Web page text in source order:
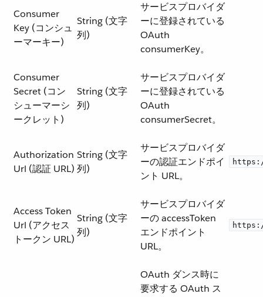
Consumer
Key (コンシュ
ーマーキー)
String (文字
列)
サービスプロバイダ
ーに登録されている
OAuth
consumerKey。
Consumer
Secret (コン
シューマーシ
ークレット)
String (文字
列)
サービスプロバイダ
ーに登録されている
OAuth
consumerSecret。
Authorization
Url (認証 URL)
String (文字
列)
サービスプロバイダ
ーの認証エンドポイ
ント URL。
Access Token
Url (アクセス
トークン URL)
String (文字
列)
サービスプロバイダ
ーの accessToken
エンドポイント
URL。
OAuth ダンス時に
要求する OAuth ス